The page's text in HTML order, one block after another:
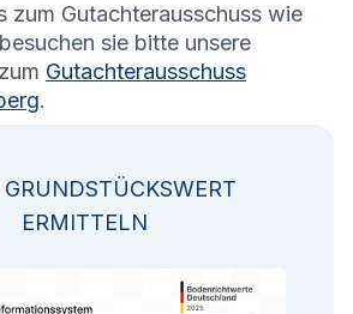
zum Gutachterausschuss wie
sie bitte unsere
Gutachterausschuss
.
ERMITTELN